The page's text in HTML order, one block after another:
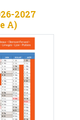
2027
A)